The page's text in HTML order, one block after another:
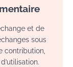
et de
sous
contribution,